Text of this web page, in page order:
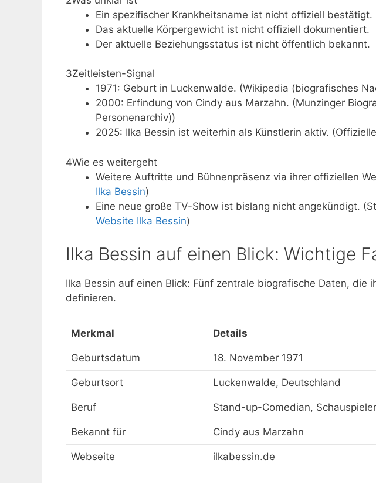
Ein spezifischer Krankheitsname ist nicht offiziell bestätigt.
Das aktuelle Körpergewicht ist nicht offiziell dokumentiert.
Der aktuelle Beziehungsstatus ist nicht öffentlich bekannt.
3Zeitleisten-Signal
1971: Geburt in Luckenwalde. (Wikipedia (biografisches
2000: Erfindung von Cindy aus Marzahn. (Munzinger
Personenarchiv))
2025: Ilka Bessin ist weiterhin als Künstlerin aktiv.
4Wie es weitergeht
Weitere Auftritte und Bühnenpräsenz via ihrer offiziellen
Ilka Bessin)
Eine neue große TV-Show ist bislang nicht angekündigt.
Website Ilka Bessin)
Ilka Bessin auf einen Blick: Wichtige
Ilka Bessin auf einen Blick: Fünf zentrale biografische Daten, die
definieren.
Merkmal Details
Geburtsdatum 18. November 1971
Geburtsort Luckenwalde, Deutschland
Beruf Stand-up-Comedian,
Bekannt für Cindy aus Marzahn
Webseite ilkabessin.de